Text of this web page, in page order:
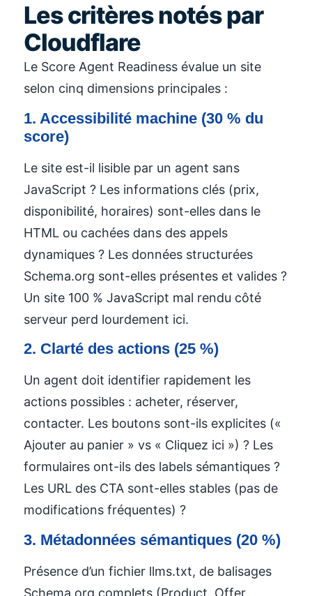
Les critères notés par
Cloudflare
Le Score Agent Readiness évalue un site
selon cinq dimensions principales :
1. Accessibilité machine (30 % du
score)
Le site est-il lisible par un agent sans
JavaScript ? Les informations clés (prix,
disponibilité, horaires) sont-elles dans le
HTML ou cachées dans des appels
dynamiques ? Les données structurées
Schema.org sont-elles présentes et valides ?
Un site 100 % JavaScript mal rendu côté
serveur perd lourdement ici.
2. Clarté des actions (25 %)
Un agent doit identifier rapidement les
actions possibles : acheter, réserver,
contacter. Les boutons sont-ils explicites («
Ajouter au panier » vs « Cliquez ici ») ? Les
formulaires ont-ils des labels sémantiques ?
Les URL des CTA sont-elles stables (pas de
modifications fréquentes) ?
3. Métadonnées sémantiques (20 %)
Présence d’un fichier llms.txt, de balisages
Schema.org complets (Product, Offer,